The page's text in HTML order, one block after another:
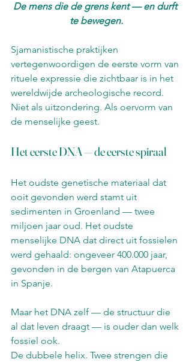
De mens die de grens kent — en durft
te bewegen.
Sjamanistische praktijken
vertegenwoordigen de eerste vorm van
rituele expressie die zichtbaar is in het
wereldwijde archeologische record.
Niet als uitzondering. Als oervorm van
de menselijke geest.
Het eerste DNA — de eerste spiraal
Het oudste genetische materiaal dat
ooit gevonden werd stamt uit
sedimenten in Groenland — twee
miljoen jaar oud. Het oudste
menselijke DNA dat direct uit fossielen
werd gehaald: ongeveer 400.000 jaar,
gevonden in de bergen van Atapuerca
in Spanje.
Maar het DNA zelf — de structuur die
al dat leven draagt — is ouder dan welk
fossiel ook.
De dubbele helix. Twee strengen die